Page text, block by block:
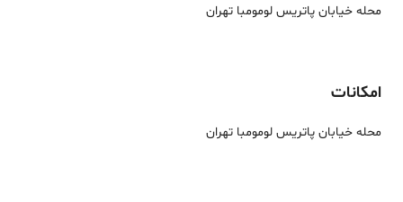
محله خیابان پاتریس لومومبا تهران
امکانات
محله خیابان پاتریس لومومبا تهران